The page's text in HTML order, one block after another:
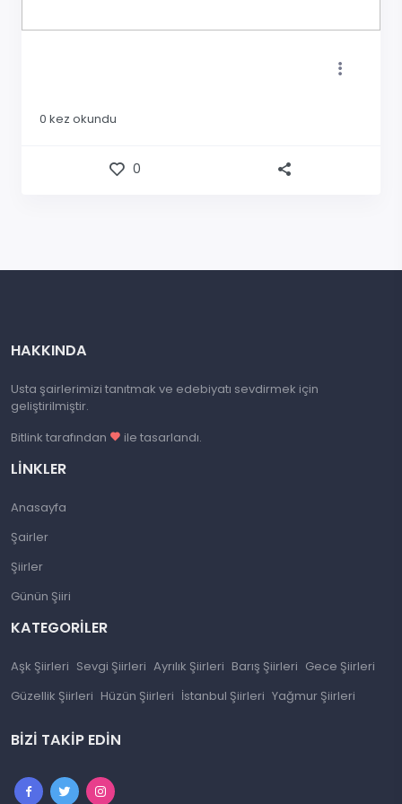
0 kez okundu
0
HAKKINDA
Usta şairlerimizi tanıtmak ve edebiyatı sevdirmek için
geliştirilmiştir.
Bitlink tarafından
ile tasarlandı.
LINKLER
Anasayfa
Şairler
Şiirler
Günün Şiiri
KATEGORILER
Aşk Şiirleri Sevgi Şiirleri Ayrılık Şiirleri Barış Şiirleri Gece Şiirleri
Güzellik Şiirleri Hüzün Şiirleri İstanbul Şiirleri Yağmur Şiirleri
BIZI TAKIP EDIN